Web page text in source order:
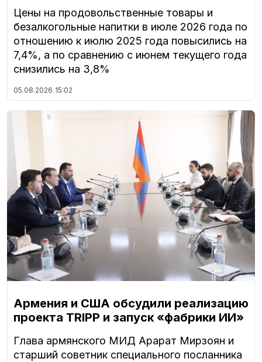
Цены на продовольственные товары и
безалкогольные напитки в июле 2026 года по
отношению к июлю 2025 года повысились на
7,4%, а по сравнению с июнем текущего года
снизились на 3,8%
05.08.2026 15:02
Армения и США обсудили реализацию
проекта TRIPP и запуск «фабрики ИИ»
Глава армянского МИД Арарат Мирзоян и
старший советник специального посланника